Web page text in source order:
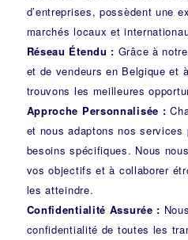
d’entreprises, possèdent une
marchés locaux et
Réseau Étendu : Grâce à
et de vendeurs en Belgique et
trouvons les meilleures
Approche Personnalisée :
et nous adaptons nos services
besoins spécifiques. Nous
vos objectifs et à collaborer
les atteindre.
Confidentialité Assurée :
confidentialité de toutes les